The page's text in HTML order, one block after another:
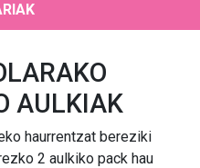
AULKIAK
haurrentzat bereziki
2 aulkiko pack hau